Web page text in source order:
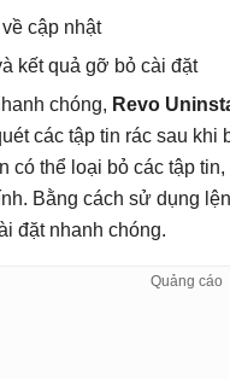
cập nhật
kết quả gỡ bỏ cài đặt
chóng, Revo
các tập tin rác sau khi
có thể loại bỏ các tập
Bằng cách sử dụng
đặt nhanh chóng.